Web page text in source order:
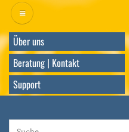
Direkt
zum
InhaltÜber uns
Beratung | Kontakt
Support